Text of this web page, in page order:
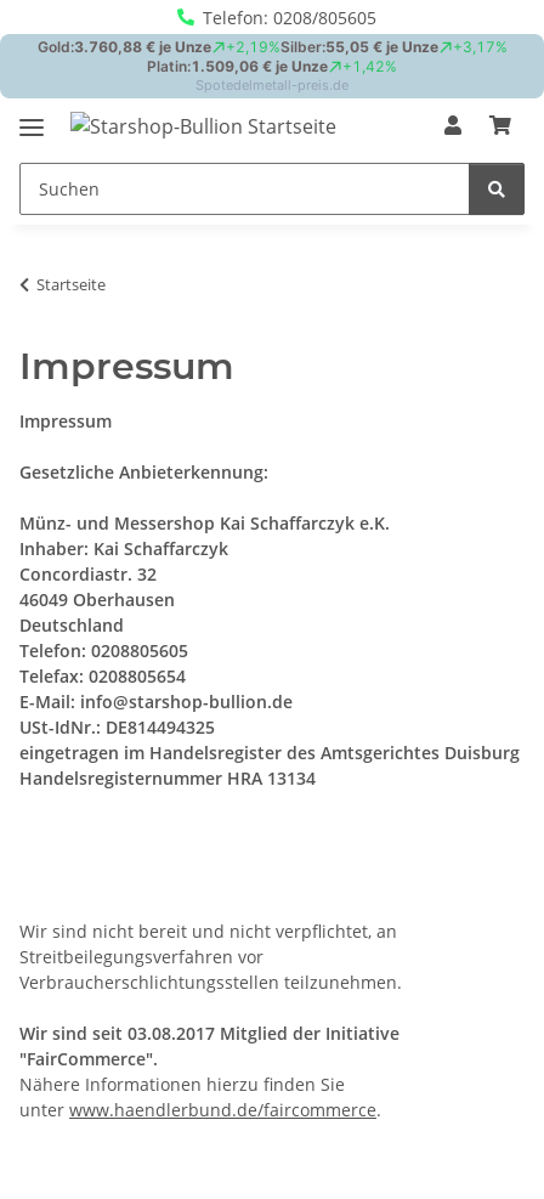
Telefon: 0208/805605
Startseite
Impressum
Impressum
Gesetzliche Anbieterkennung:
Münz- und Messershop Kai Schaffarczyk e.K.
Inhaber: Kai Schaffarczyk
Concordiastr. 32
46049 Oberhausen
Deutschland
Telefon: 0208805605
Telefax: 0208805654
E-Mail: info@starshop-bullion.de
USt-IdNr.: DE814494325
eingetragen im Handelsregister des Amtsgerichtes Duisburg
Handelsregisternummer HRA 13134
Wir sind nicht bereit und nicht verpflichtet, an
Streitbeilegungsverfahren vor
Verbraucherschlichtungsstellen teilzunehmen.
Wir sind seit 03.08.2017 Mitglied der Initiative
"FairCommerce".
Nähere Informationen hierzu finden Sie
unter www.haendlerbund.de/faircommerce.